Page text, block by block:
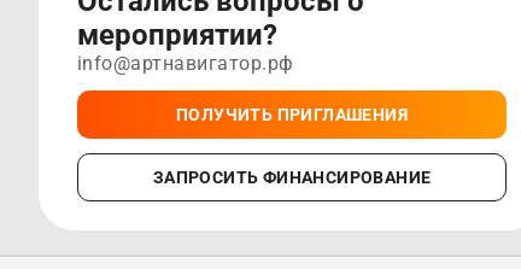
мероприятии?
info@артнавигатор.рф
ПОЛУЧИТЬ ПРИГЛАШЕНИЯ
ЗАПРОСИТЬ ФИНАНСИРОВАНИЕ